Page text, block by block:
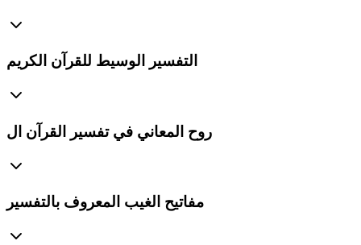
التفسير الوسيط للقرآن الكريم
روح المعاني في تفسير القرآن ال
مفاتيح الغيب المعروف بالتفسير